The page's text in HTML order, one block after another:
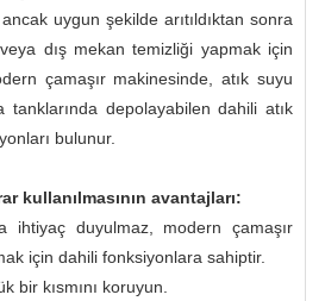
uygun şekilde arıtıldıktan sonra
dış mekan temizliği yapmak için
çamaşır makinesinde, atık suyu
depolayabilen dahili atık
bulunur.
kullanılmasının avantajları:
ihtiyaç duyulmaz, modern çamaşır
için dahili fonksiyonlara sahiptir.
bir kısmını koruyun.